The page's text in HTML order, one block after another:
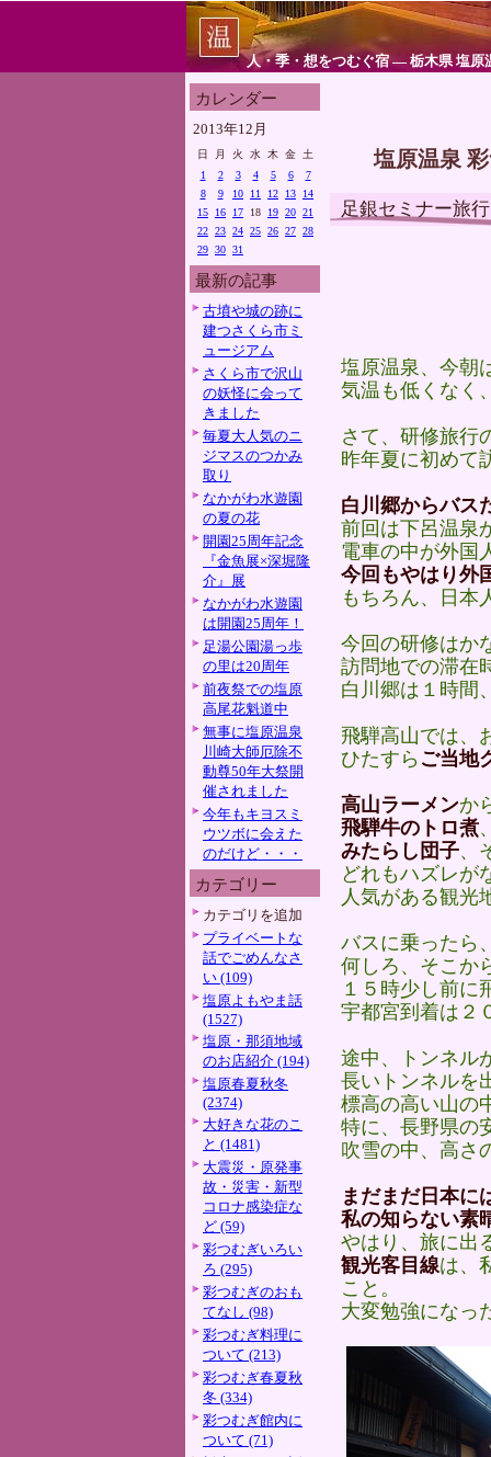
人・季・想をつむぐ宿 ― 栃木県 塩原
カレンダー
2013年12月
日 月 火 水 木 金
土
1
2 3 4 5 6
7
8
9 10 11 12 13
14
15
16 17 18 19 20 21
22 23 24 25 26 27 28
29 30 31
最新の記事
古墳や城の跡に
建つさくら市ミ
ュージアム
さくら市で沢山
の妖怪に会って
きました
毎夏大人気のニ
ジマスのつかみ
取り
なかがわ水遊園
の夏の花
開園25周年記念
『金魚展×深堀隆
介』展
なかがわ水遊園
は開園25周年！
足湯公園湯っ歩
の里は20周年
前夜祭での塩原
高尾花魁道中
無事に塩原温泉
川崎大師厄除不
動尊50年大祭開
催されました
今年もキヨスミ
ウツボに会えた
のだけど・・・
カテゴリー
カテゴリを追加
プライベートな
話でごめんなさ
い (109)
塩原よもやま話
(1527)
塩原・那須地域
のお店紹介 (194)
塩原春夏秋冬
(2374)
大好きな花のこ
と (1481)
大震災・原発事
故・災害・新型
コロナ感染症な
ど (59)
彩つむぎいろい
ろ (295)
彩つむぎのおも
てなし (98)
彩つむぎ料理に
ついて (213)
彩つむぎ春夏秋
冬 (334)
彩つむぎ館内に
ついて (71)
塩原温泉
足銀セミナー旅
塩原温泉、今朝
気温も低くなく
さて、研修旅行
昨年夏に初めて
白川郷からバス
前回は下呂温泉
電車の中が外国
今回もやはり外
もちろん、日本
今回の研修はか
訪問地での滞在
白川郷は１時間
飛騨高山では、
ひたすら ご当地
高山ラーメンか
飛騨牛のトロ煮
みたらし団子、
どれもハズレが
人気がある観光
バスに乗ったら
何しろ、そこか
１５時少し前に
宇都宮到着は２
途中、トンネル
長いトンネルを
標高の高い山の
特に、長野県の
吹雪の中、高さ
まだまだ日本に
私の知らない素
やはり、旅に出
観光客目線は、
こと。
大変勉強になっ